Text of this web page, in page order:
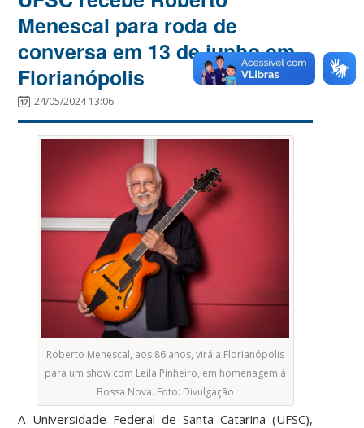
Menescal para roda de
conversa em 13 de junho em
Florianópolis
24/05/2024 13:06
Roberto Menescal, aos 86 anos, virá a Florianópolis
para um show com Leila Pinheiro, em homenagem à
Bossa Nova. Foto: Divulgação
A Universidade Federal de Santa Catarina (UFSC),